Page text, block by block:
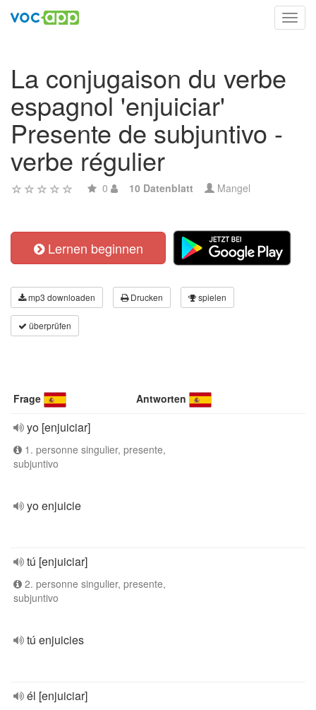
La conjugaison du verbe
espagnol 'enjuiciar'
Presente de subjuntivo -
verbe régulier
0 10 Datenblatt Mangel
Lernen beginnen
mp3 downloaden Drucken spielen
überprüfen
Frage Antworten
yo [enjuiciar]
1. personne singulier, presente,
subjuntivo
yo enjuicie
tú [enjuiciar]
2. personne singulier, presente,
subjuntivo
tú enjuicies
él [enjuiciar]